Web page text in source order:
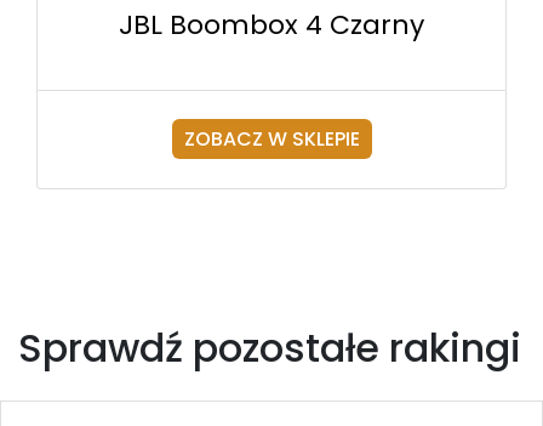
JBL Boombox 4 Czarny
ZOBACZ W SKLEPIE
Sprawdź pozostałe rakingi